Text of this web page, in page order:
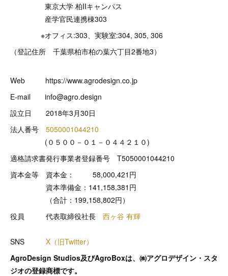
東京大学 柏IIキャンパス
産学官民連携棟303
※オフィス:303、実験室:304, 305, 306
（登記住所 千葉県柏市柏の葉六丁目2番地3）
Web https://www.agrodesign.co.jp
E-mail info@agro.design
設立日 2018年3月30日
法人番号 5050001044210
(０５００－０１－０４４２１０)
適格請求書発行事業者登録番号 T5050001044210
資本金等 資本金： 58,000,421円
資本準備金：141,158,381円
（合計：199,158,802円）
役員 代表取締役社長 西ヶ谷 有輝
SNS X（旧Twitter）
AgroDesign Studios及びAgroBoxは、㈱アグロデザイン・スタ
ジオの登録商標です。